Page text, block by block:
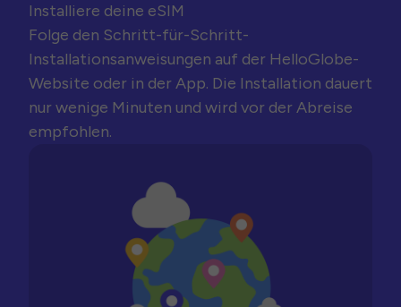
Installiere deine eSIM
Folge den Schritt-für-Schritt-
Installationsanweisungen auf der HelloGlobe-
Website oder in der App. Die Installation dauert
nur wenige Minuten und wird vor der Abreise
empfohlen.